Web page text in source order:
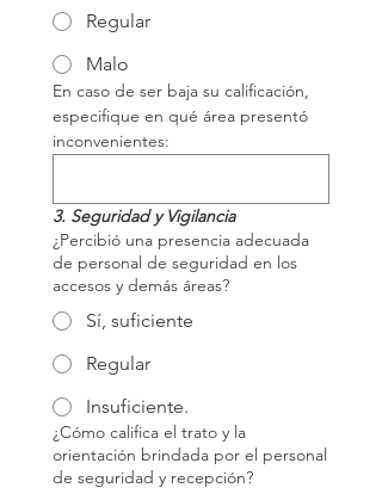
Regular
Malo
En caso de ser baja su calificación,
especifique en qué área presentó
3. Seguridad y Vigilancia
¿Percibió una presencia adecuada
de personal de seguridad en los
accesos y demás áreas?
Sí, suficiente
Regular
Insuficiente.
¿Cómo califica el trato y la
orientación brindada por el personal
de seguridad y recepción?